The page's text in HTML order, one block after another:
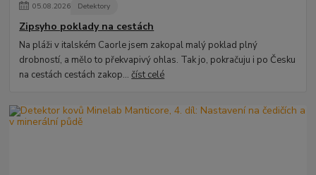
05.08.2026 Detektory
Zipsyho poklady na cestách
Na pláži v italském Caorle jsem zakopal malý poklad plný
drobností, a mělo to překvapivý ohlas. Tak jo, pokračuju i po Česku
na cestách cestách zakop...číst celé